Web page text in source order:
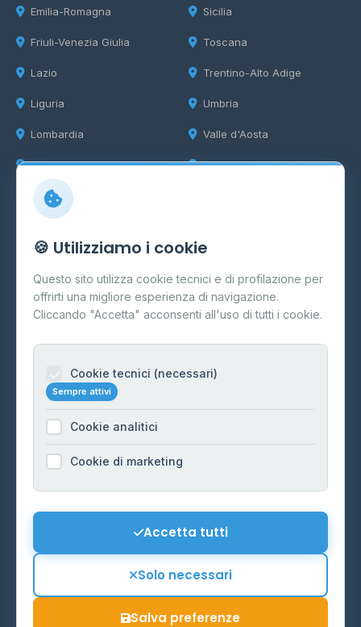
Emilia-Romagna
Friuli-Venezia Giulia
Lazio
Liguria
Lombardia
Marche
Sicilia
Toscana
Trentino-Alto Adige
Umbria
Valle d'Aosta
Veneto
Info
Cos'è il GPL
FAQ
Contatti
Informazioni legali
Cookie Policy
Preferenze Cookie
Mappa del sito
🍪 Utilizziamo i cookie
Questo sito utilizza cookie tecnici e di profilazione per
offrirti una migliore esperienza di navigazione.
Cliccando "Accetta" acconsenti all'uso di tutti i cookie.
Cookie tecnici (necessari)
Sempre attivi
Cookie analitici
Cookie di marketing
Accetta tutti
Solo necessari
Salva preferenze